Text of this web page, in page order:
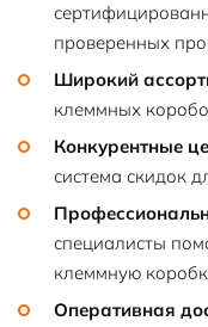
проверенных
Широкий
клеммных
Конкурентные
система скидок
специалисты
клеммную
Оперативная